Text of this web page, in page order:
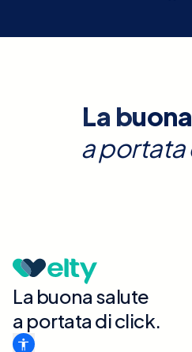
La
a portata
La buona salute
a portata di click.